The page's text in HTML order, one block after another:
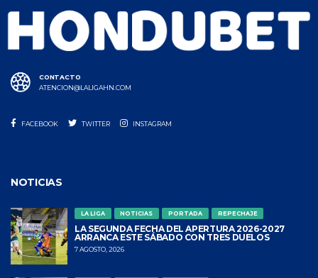
CONTACTO
ATENCION@LALIGAHN.COM
FACEBOOK TWITTER INSTAGRAM
NOTICIAS
LA LIGA NOTICIAS PORTADA REPECHAJE
LA SEGUNDA FECHA DEL APERTURA 2026-2027
ARRANCA ESTE SÁBADO CON TRES DUELOS
7 AGOSTO, 2026